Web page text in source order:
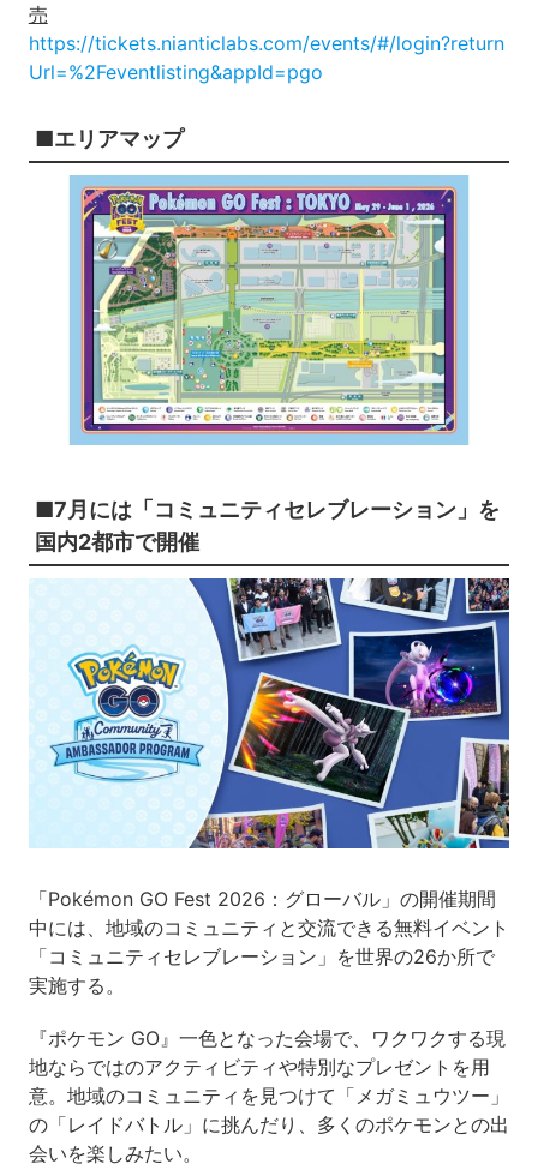
売
https://tickets.nianticlabs.com/events/#/login?return
Url=%2Feventlisting&appId=pgo
■エリアマップ
■7月には「コミュニティセレブレーション」を
国内2都市で開催
「Pokémon GO Fest 2026：グローバル」の開催期間
中には、地域のコミュニティと交流できる無料イベント
「コミュニティセレブレーション」を世界の26か所で
実施する。
『ポケモン GO』一色となった会場で、ワクワクする現
地ならではのアクティビティや特別なプレゼントを用
意。地域のコミュニティを見つけて「メガミュウツー」
の「レイドバトル」に挑んだり、多くのポケモンとの出
会いを楽しみたい。